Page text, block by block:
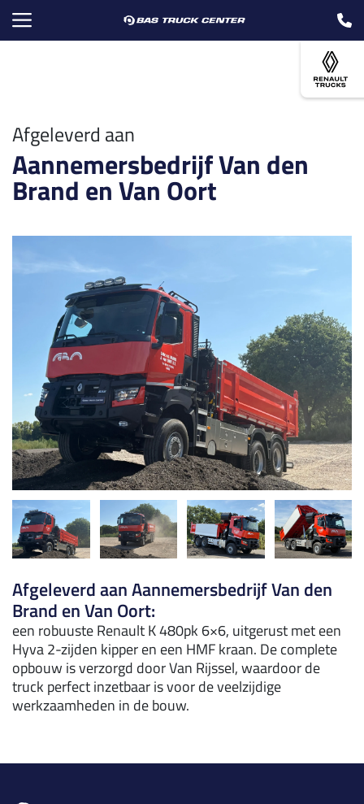
Afgeleverd aan
Aannemersbedrijf Van den
Brand en Van Oort
Afgeleverd aan Aannemersbedrijf Van den
Brand en Van Oort:
een robuuste Renault K 480pk 6×6, uitgerust met een
Hyva 2-zijden kipper en een HMF kraan. De complete
opbouw is verzorgd door Van Rijssel, waardoor de
truck perfect inzetbaar is voor de veelzijdige
werkzaamheden in de bouw.